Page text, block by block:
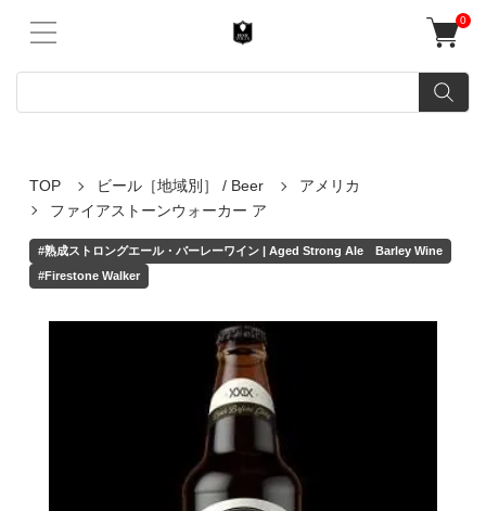
0
TOP ビール［地域別］ / Beer
アメリカ
ファイアストーンウォーカー ア
#熟成ストロングエール・バーレーワイン | Aged Strong Ale Barley Wine
#Firestone Walker